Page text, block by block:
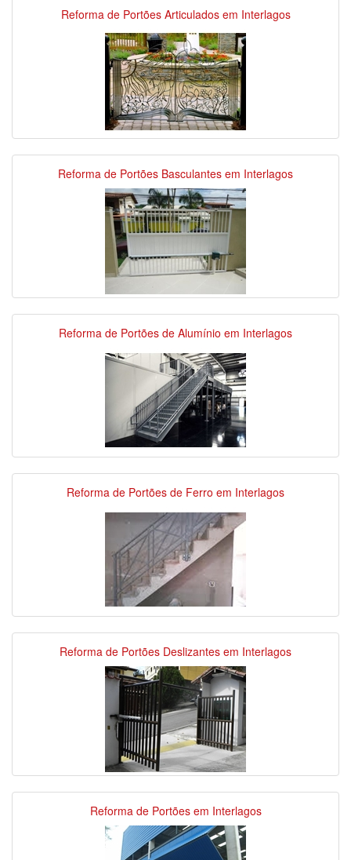
Reforma de Portões Articulados em Interlagos
Reforma de Portões Basculantes em Interlagos
Reforma de Portões de Alumínio em Interlagos
Reforma de Portões de Ferro em Interlagos
Reforma de Portões Deslizantes em Interlagos
Reforma de Portões em Interlagos